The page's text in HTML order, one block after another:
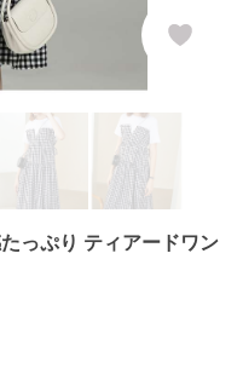
っぷり ティアードワン